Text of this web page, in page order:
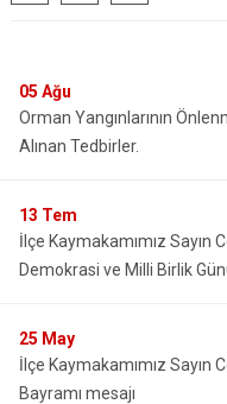
Altındağ
Bala
Beypazarı
Çamlıdere
Çubuk
Elmadağ
Evren
Gölbaşı
05 Ağu
Orman Yangınlarının
Alınan Tedbirler.
13 Tem
İlçe Kaymakamımız Sayın
Demokrasi ve Milli Birlik
25 May
İlçe Kaymakamımız Sayın
Bayramı mesajı